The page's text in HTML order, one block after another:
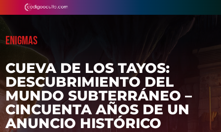
ENIGMAS
CUEVA DE LOS TAYOS:
DESCUBRIMIENTO DEL
MUNDO SUBTERRÁNEO –
CINCUENTA AÑOS DE UN
ANUNCIO HISTÓRICO